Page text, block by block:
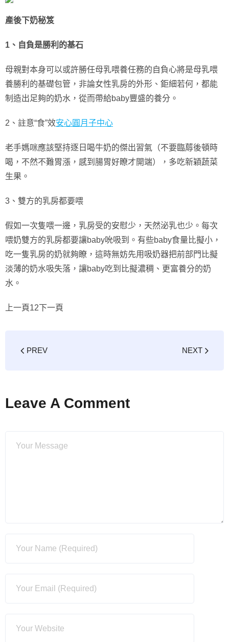
產後下奶秘笈
1、自負是勝利的基石
母親對本身可以或許勝任母乳喂養任務的自負心將是母乳喂
養勝利的基礎包管，非論女性乳房的外形、鉅細若何，都能
制造出足夠的奶水，從而帶給baby豐盛的養分。
2、註意“食”效安心圓月子中心
老手媽咪應該堅持逐日喝牛奶的傑出習氣（不要臨蓐後頓時
喝，不然不難胃漲，感到腸胃好瞭才開端），多吃新穎蔬菜
生果。
3、雙方的乳房都要喂
假如一次隻喂一邊，乳房受的安慰少，天然泌乳也少。每次
喂奶雙方的乳房都要讓baby吮吸到。有些baby食量比擬小，
吃一隻乳房的奶就夠瞭，這時無妨先用吸奶器把前部門比擬
淡薄的奶水吸失落，讓baby吃到比擬濃稠、更富養分的奶
水。
上一頁12下一頁
PREV NEXT
Leave A Comment